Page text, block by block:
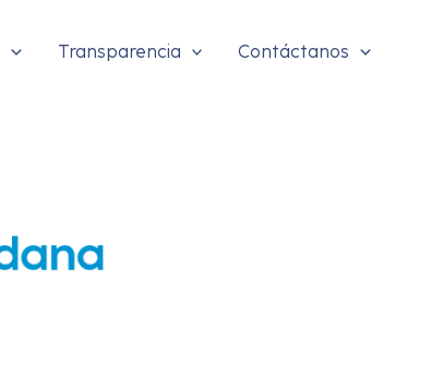
Transparencia Contáctanos